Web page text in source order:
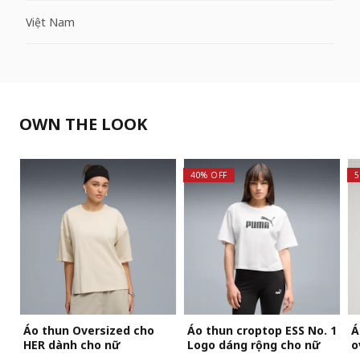
Việt Nam
OWN THE LOOK
Áo thun Oversized cho
HER dành cho nữ
40% OFF
Áo thun croptop ESS No. 1
Logo dáng rộng cho nữ